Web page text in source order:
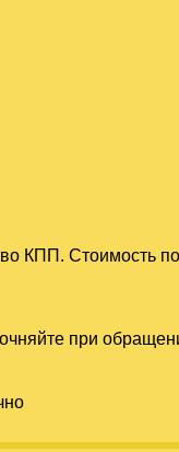
КПП. Стоимость
при